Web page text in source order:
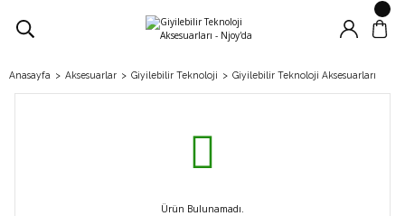
Anasayfa Aksesuarlar Giyilebilir Teknoloji Giyilebilir Teknoloji Aksesuarları
Ürün Bulunamadı.